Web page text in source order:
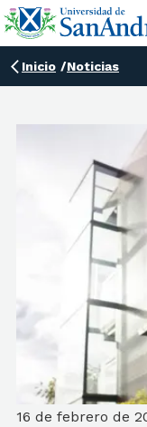
Inicio /Noticias
16 de febrero de